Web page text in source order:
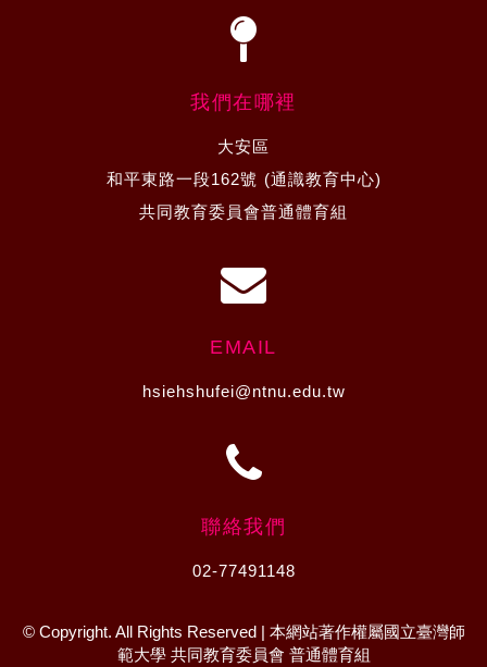
我們在哪裡
大安區
和平東路一段162號 (通識教育中心)
共同教育委員會普通體育組
EMAIL
hsiehshufei@ntnu.edu.tw
聯絡我們
02-77491148
© Copyright. All Rights Reserved | 本網站著作權屬國立臺灣師
範大學 共同教育委員會 普通體育組